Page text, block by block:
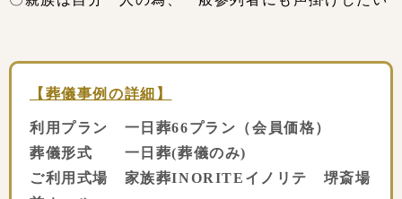
【葬儀事例の詳細】
利用プラン 一日葬66プラン（会員価格）
葬儀形式 一日葬(葬儀のみ)
ご利用式場 家族葬INORITEイノリテ 堺斎場